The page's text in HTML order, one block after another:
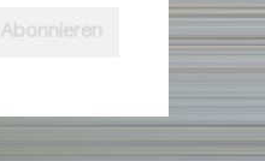
Abonnieren